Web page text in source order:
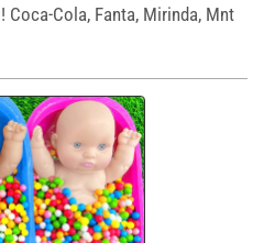
Cola, Fanta, Mirinda, Mnt